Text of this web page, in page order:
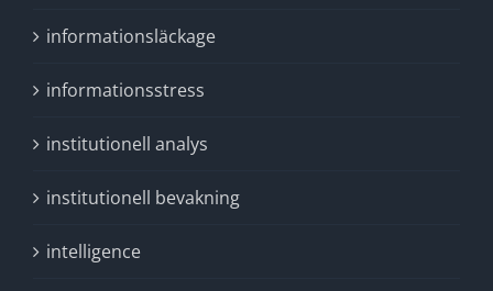
informationsläckage
informationsstress
institutionell analys
institutionell bevakning
intelligence